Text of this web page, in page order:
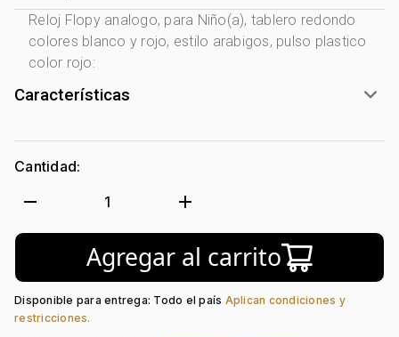
Reloj Flopy analogo, para Niño(a), tablero redondo
colores blanco y rojo, estilo arabigos, pulso plastico
color rojo:
Características
Marca: Flopy
Género:
Forma de caja:
Movimiento:
Color del tablero: Rojo + Blanco
Color del Pulso: Rojo
Estilo de numeración:
Material del pulso:
Plástico
Tipo de cierre:
Cantidad:
remove 1 add
Agregar al carrito
Disponible para entrega: Todo el país Aplican condiciones y
restricciones.